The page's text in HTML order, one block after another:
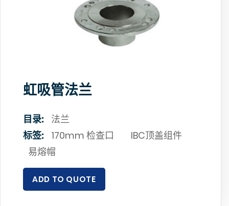
虹吸管法兰
目录: 法兰
标签: 170mm 检查口
IBC顶盖组件
易熔帽
ADD TO QUOTE